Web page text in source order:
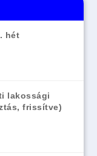
hét
lakossági
frissítve)